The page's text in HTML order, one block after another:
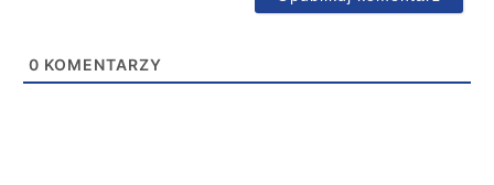
0 KOMENTARZY